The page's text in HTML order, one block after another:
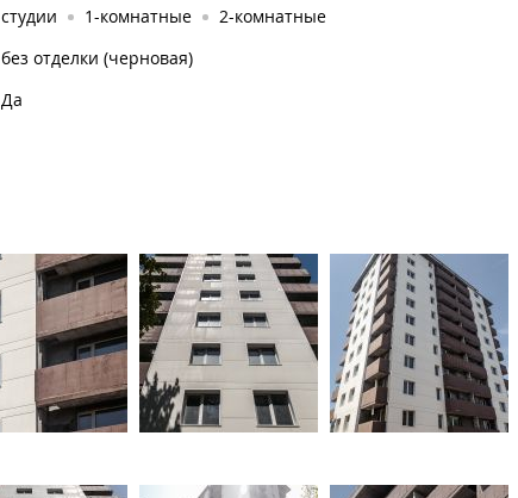
студии 1-комнатные
2-комнатные
без отделки (черновая)
Да